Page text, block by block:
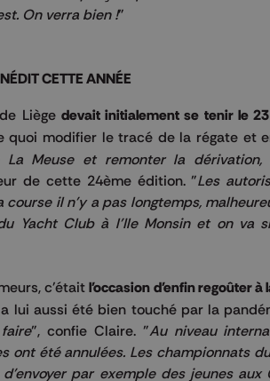
On verra bien !"
CETTE ANNÉE
Liège devait initialement se tenir le
quoi modifier le tracé de la régate et
La Meuse et remonter la
de cette 24ème édition. "Les
course il n'y a pas longtemps,
Yacht Club à l'Ile Monsin et on va
c'étaitl'occasion d'enfin regoûter à
lui aussi été bien touché par la
", confie Claire. "Au niveau
ont été annulées. Les championnats
par exemple des jeunes